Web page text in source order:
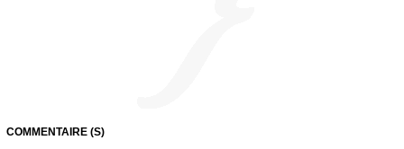
COMMENTAIRE (S)